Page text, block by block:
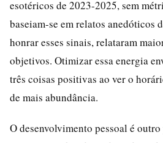
esotéricos de 2023-2025, sem
baseiam-se em relatos anedóticos
honrar esses sinais, relataram
objetivos. Otimizar essa energia
três coisas positivas ao ver o
de mais abundância.
O desenvolvimento pessoal é